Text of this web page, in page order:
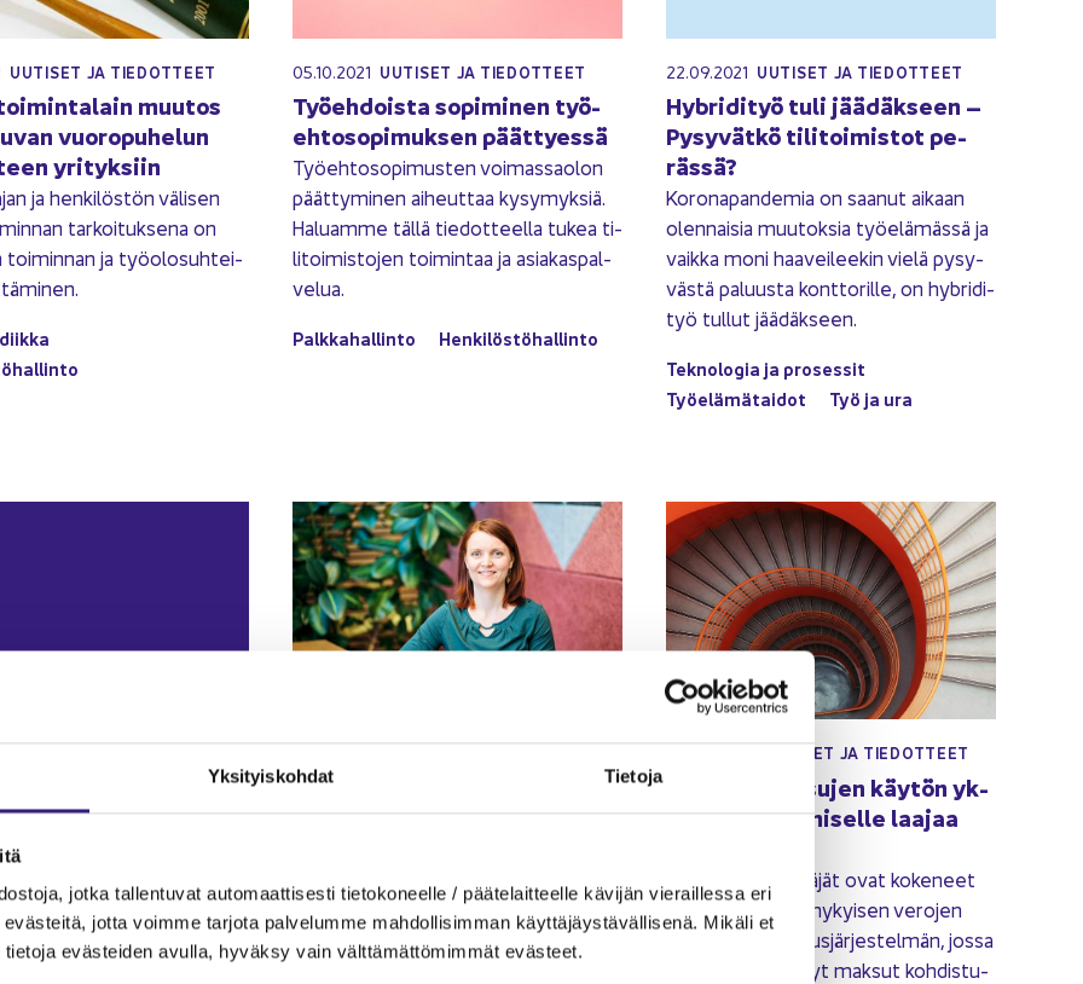
Yk­si­tyis­koh­dat Tie­to­ja
jotka tal­len­tu­vat au­to­maat­ti­ses­ti tie­to­ko­neel­le / pää­te­lait­teel­le kä­vi­jän vie­rail­les­sa eri
jotta voim­me tar­jo­ta pal­ve­lum­me mah­dol­li­sim­man käyt­tä­jäys­tä­väl­li­se­nä. Mi­kä­li et
eväs­tei­den avul­la, hy­väk­sy vain vält­tä­mät­tö­mim­mät eväs­teet.
UU­TI­SET JA TIE­DOT­TEET
muu­tos
vuo­ro­pu­he­lun
yri­tyk­siin
ja hen­ki­lös­tön vä­li­sen
tar­koi­tuk­se­na on
toi­min­nan ja työ­olo­suh­tei­
05.10.2021 UU­TI­SET JA TIE­DOT­TEET
Työ­eh­dois­ta so­pi­mi­nen työ­
eh­to­so­pi­muk­sen päät­tyes­sä
Työ­eh­to­so­pi­mus­ten voi­mas­sao­lon
päät­ty­mi­nen ai­heut­taa ky­sy­myk­siä.
Ha­luam­me tällä tie­dot­teel­la tukea ti­
li­toi­mis­to­jen toi­min­taa ja asia­kas­pal­
ve­lua.
Palk­ka­hal­lin­to Hen­ki­lös­tö­hal­lin­to
22.09.2021 UU­TI­SET JA TIE­DOT­TEET
Hy­bri­di­työ tuli jää­däk­seen –
Py­sy­vät­kö ti­li­toi­mis­tot pe­
räs­sä?
Ko­ro­na­pan­de­mia on saa­nut ai­kaan
olen­nai­sia muu­tok­sia työ­elä­mäs­sä ja
vaik­ka moni haa­vei­lee­kin vielä py­sy­
väs­tä pa­luus­ta kont­to­ril­le, on hy­bri­di­
työ tul­lut jää­däk­seen.
Tek­no­lo­gia ja pro­ses­sit
Työ­elä­mä­tai­dot
Työ ja ura
vai­kut­taa asia­
pank­ki­ti­lien
– vas­taa
ovat ra­por­toi­neet meil­
asia­kas­yri­tyk­set eivät
Ko­ro­na lait­toi ti­li­toi­mis­to­jen
toi­min­ta­ta­vat uusik­si
miten pan­de­mia on vai­kut­ta­nut arjen
ru­tii­nei­hin.
UU­TI­SET JA TIE­DOT­TEET
Ve­ro­jen mak­su­jen käy­tön yk­
sin­ker­tais­ta­mi­sel­le laa­jaa
Yri­tyk­set ja yrit­tä­jät ovat ko­ke­neet
hyvin han­ka­lak­si ny­kyi­sen ve­ro­jen
maksu-​ ja pa­lau­tus­jär­jes­tel­män, jossa
eri viit­teil­lä teh­dyt mak­sut koh­dis­tu­